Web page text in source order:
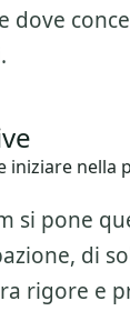
dove
iniziare nella
si pone
, di
rigore e